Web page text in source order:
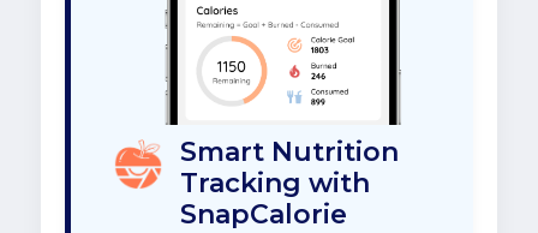
Smart Nutrition
Tracking with
SnapCalorie